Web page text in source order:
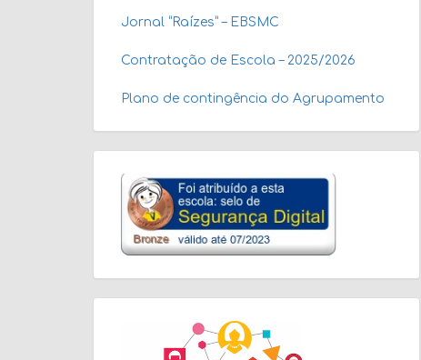
Jornal “Raízes” – EBSMC
Contratação de Escola – 2025/2026
Plano de contingência do Agrupamento